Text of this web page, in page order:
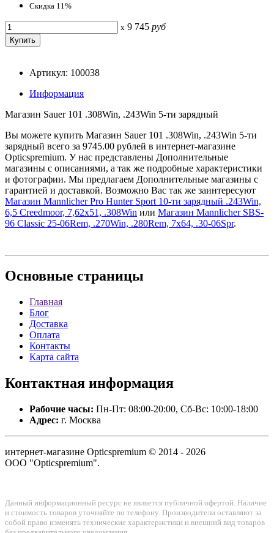
Скидка 11%
x 9 745 руб
Артикул: 100038
Информация
Магазин Sauer 101 .308Win, .243Win 5-ти зарядный
Вы можете купить Магазин Sauer 101 .308Win, .243Win 5-ти
зарядный всего за 9745.00 рублей в интернет-магазине
Opticspremium. У нас представлены Дополнительные
магазины с описаниями, а так же подробные характеристики
и фотографии. Мы предлагаем Дополнительные магазины с
гарантией и доставкой. Возможно Вас так же заинтересуют
Магазин Mannlicher Pro Hunter Sport 10-ти зарядный .243Win,
6,5 Creedmoor, 7,62x51, .308Win или Магазин Mannlicher SBS-
96 Classic 25-06Rem, .270Win, .280Rem, 7x64, .30-06Spr.
Основные страницы
Главная
Блог
Доставка
Оплата
Контакты
Карта сайта
Контактная информация
Рабочие часы: Пн-Пт: 08:00-20:00, Сб-Вс: 10:00-18:00
Адрес: г. Москва
интернет-магазине Opticspremium © 2014 - 2026
ООО "Opticspremium".
Данный информационный ресурс не является публичной офертой. Наличие
и стоимость товаров уточняйте по телефону. Производители оставляют за
собой право изменять технические характеристики и внешний вид товаров